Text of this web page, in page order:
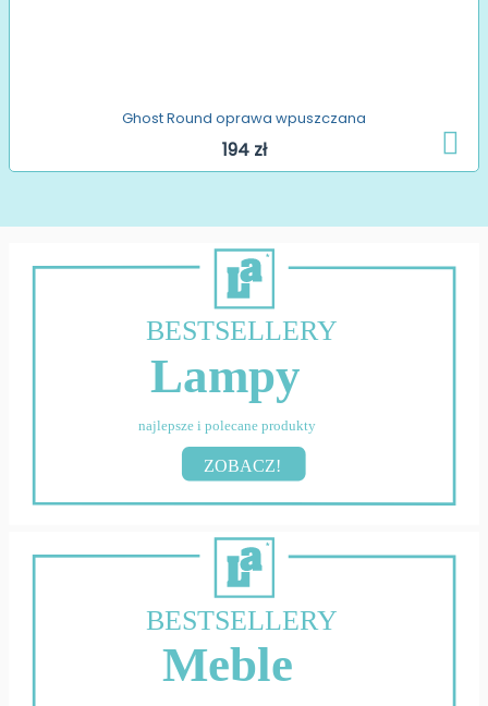
Ghost Round oprawa wpuszczana
194 zł
BESTSELLERY
Lampy
najlepsze i polecane produkty
ZOBACZ!
BESTSELLERY
Meble